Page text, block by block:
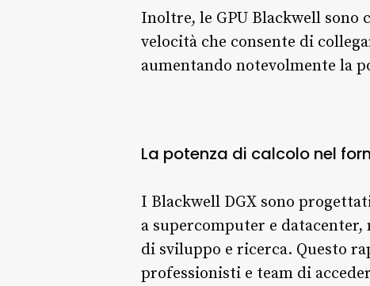
Inoltre, le GPU Blackwell sono
velocità che consente di
aumentando notevolmente la
La potenza di calcolo nel
I Blackwell DGX sono
a supercomputer e
di sviluppo e ricerca. Questo
professionisti e team di